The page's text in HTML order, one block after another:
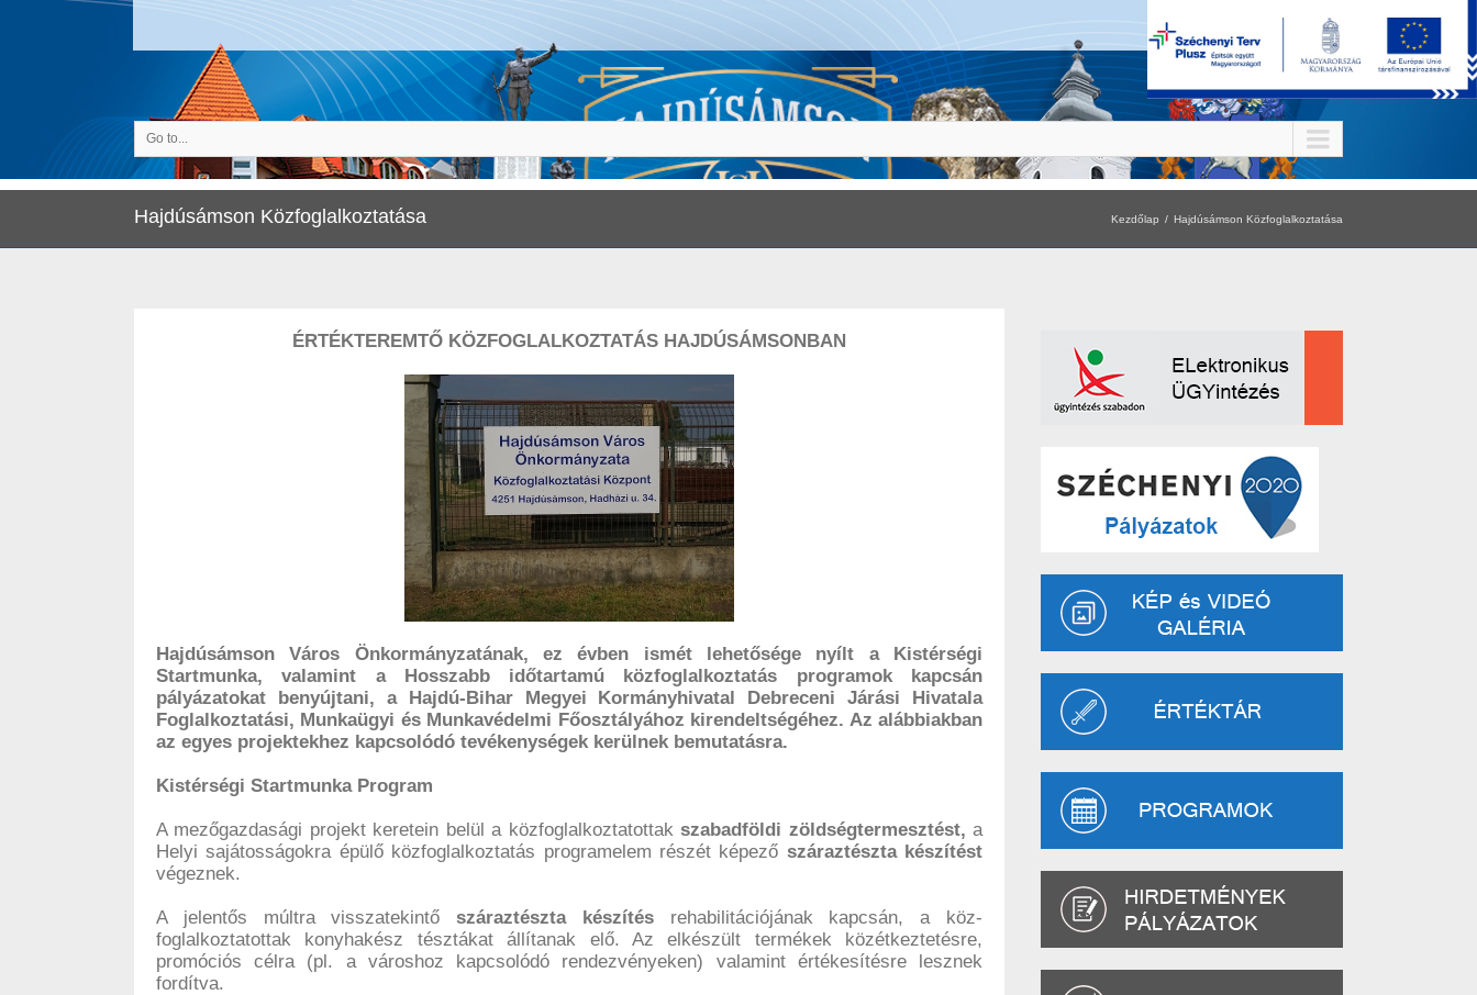
Go to...
Hajdúsámson Közfoglalkoztatása Kezdőlap Hajdúsámson Közfoglalkoztatása
ÉRTÉKTEREMTŐ KÖZFOGLALKOZTATÁS HAJDÚSÁMSONBAN
Hajdúsámson Város Önkormányzatának, ez évben ismét lehetősége nyílt a Kistérségi
Startmunka, valamint a Hosszabb időtartamú közfoglalkoztatás programok kapcsán
pályázatokat benyújtani, a Hajdú-Bihar Megyei Kormányhivatal Debreceni Járási Hivatala
Foglalkoztatási, Munkaügyi és Munkavédelmi Főosztályához kirendeltségéhez. Az alábbiakban
az egyes projektekhez kapcsolódó tevékenységek kerülnek bemutatásra.
Kistérségi Startmunka Program
A mezőgazdasági projekt keretein belül a közfoglalkoztatottakszabadföldi zöldségtermesztést, a
Helyi sajátosságokra épülő közfoglalkoztatás programelem részét képező száraztészta készítést
végeznek.
A jelentős múltra visszatekintőszáraztészta készítésrehabilitációjának kapcsán, a köz-
foglalkoztatottak konyhakész tésztákat állítanak elő. Az elkészült termékek közétkeztetésre,
promóciós célra (pl. a városhoz kapcsolódó rendezvényeken) valamint értékesítésre lesznek
fordítva.